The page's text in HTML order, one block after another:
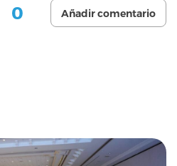
0 Añadir comentario